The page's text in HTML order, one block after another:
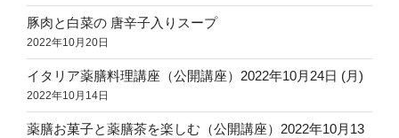
豚肉と白菜の 唐辛子入りスープ
2022年10月20日
イタリア薬膳料理講座（公開講座）2022年10月24日 (月)
2022年10月14日
薬膳お菓子と薬膳茶を楽しむ（公開講座）2022年10月13